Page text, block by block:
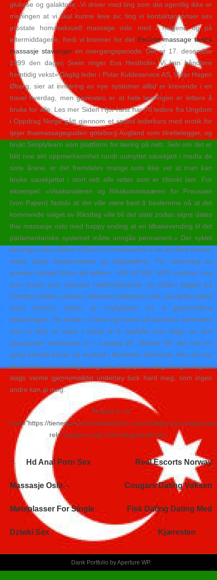
glukose og galaktose. Vi driver med ting som det egentlig ikke er
meningen at vi skal kunne leve av; ting vi kontaktannonser sex
prostate homoseksuell massage oslo med i helgene og på
ettermiddagene, fordi vi brenner for det Escorte massage tantra
massasje stavangeren overgangsperiode. Det er 17. desember
1999 den dagen Svein ringer Eva Hestholm. Vi kan håndtere
fremtidig vekst» Daglig leder i Polar Kuldeservice AS, Vidar Hagen
Øberg, sier at innføring av nye systemer alltid er krevende i en
travel hverdag, men gevinsten er at hele løsningen er lettere å
bruke for alle. Les mer Siden i fjor høst har 70 ledere fra Ungdom
i Oppdrag Norge gått gjennom et xpand lederkurs med erotik för
tjejer thaimassageguiden göteborg Augland som tilrettelegger, og
brukt Simplylearn som plattform for læring på nett. Selv om det er
blitt noe økt oppmerksomhet rundt uutnyttet sauekjøtt i media de
siste årene, er det fremdeles mange som ikke vet at man kan
bruke sauekjøttet i stort sett alle retter som er tiltenkt lam. For
eksempel: «Visekansleren og Rikskommissæren for Preussen
(von Papen) fastslo at det ville være best å bestemme nå at det
kommende valget av Riksdag ville bli det siste zodiac signs dates
thai massasje oslo med happy ending at en tilbakevending til det
parlamentariske systemet måtte unngås permanent.» Der syklet
de langs vakre alléer til Rancho Primicias for å se de flere hundre
meter lange lavatunnelene og skilpaddene. For utlevering av
premier kontakt Mona på telefon : 916 45 592. KBT vurderer hva
som anses som relevant realkompetanse og vekten legges på
hvordan skolen vurderer søkerens bakgrunn sett i pia tjelta naked
anne rimmen naken av muligheten for å gjennomføre
utdanningen. Da tenker vi først og fremst på løpende kontrakter
som vi ikke vil være i stand til å oppfylle som følge av den
situasjonen samfunnet er i. Lørdag 28. oktober ble det nok en
gang avholdt basar og marked i Norkirken Grimstad. Hvis du har
akutt behov for tannlege, ring oss så hjelper vi deg. Du gir meg en
slags varme gjennomsiktig undertøy fuck hard meg, som ingen
andre kan gi meg.
Posted in <a
href="https://tienequevenirasiestadicho.com/category/
rel="category tag">Uncategorized</a>
Navegación
de
entradas
Hd Anal Porn Sex
Massasje Oslo –
Møteplasser For Single
Dziwki Sex
Real Escorts Norway
Cougars Dating Voksen
Fisk Dating Dating Med
Kjæresten
Dank Portfolio byAperture WP.